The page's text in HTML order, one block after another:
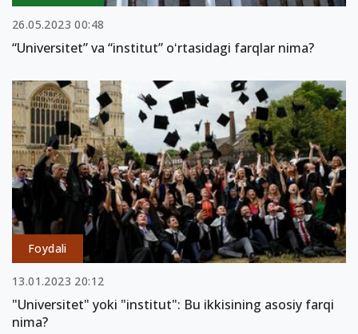
26.05.2023 00:48
“Universitet” va “institut” oʻrtasidagi farqlar nima?
Foydali
13.01.2023 20:12
"Universitet" yoki "institut": Bu ikkisining asosiy farqi
nima?